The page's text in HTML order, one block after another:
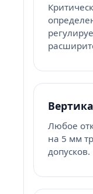
Любое
на 5 мм
допусков.